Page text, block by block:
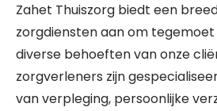
Zahet Thuiszorg biedt een
zorgdiensten aan om
diverse behoeften van onze
zorgverleners zijn
van verpleging, persoonlijke